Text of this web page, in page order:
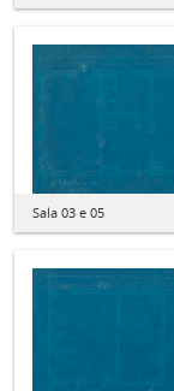
Sala 03 e 05